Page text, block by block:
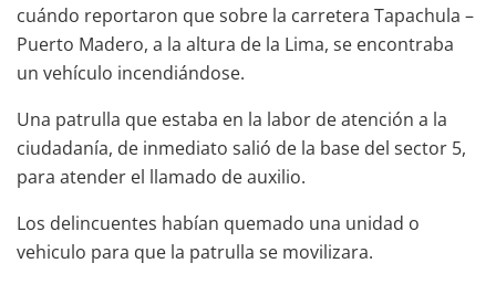
cuándo reportaron que sobre la carretera Tapachula –
Puerto Madero, a la altura de la Lima, se encontraba
un vehículo incendiándose.
Una patrulla que estaba en la labor de atención a la
ciudadanía, de inmediato salió de la base del sector 5,
para atender el llamado de auxilio.
Los delincuentes habían quemado una unidad o
vehiculo para que la patrulla se movilizara.